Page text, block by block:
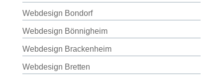
Webdesign Bondorf
Webdesign Bönnigheim
Webdesign Brackenheim
Webdesign Bretten